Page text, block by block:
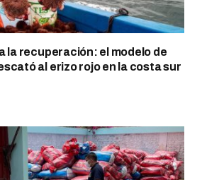
la recuperación: el modelo de
al erizo rojo en la costa sur